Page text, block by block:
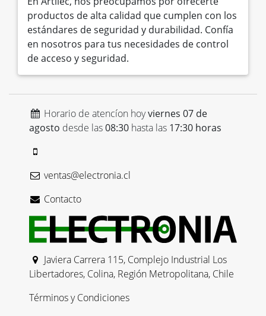
productos de alta calidad que cumplen con los
estándares de seguridad y durabilidad. Confía
en nosotros para tus necesidades de control
de acceso y seguridad.
Horario de atencíon hoyviernes 07 de
agosto desde las08:30 hasta las 17:30 horas
ventas@electronia.cl
Contacto
Javiera Carrera 115, Complejo Industrial Los
Libertadores, Colina, Región Metropolitana, Chile
Términos y Condiciones